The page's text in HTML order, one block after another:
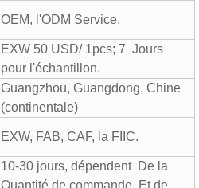
OEM, l'ODM Service.
EXW 50 USD/ 1pcs; 7 Jours
pour l'échantillon.
Guangzhou, Guangdong, Chine
(continentale)
EXW, FAB, CAF, la FIIC.
10-30 jours, dépendent De la
Quantité de commande Et de